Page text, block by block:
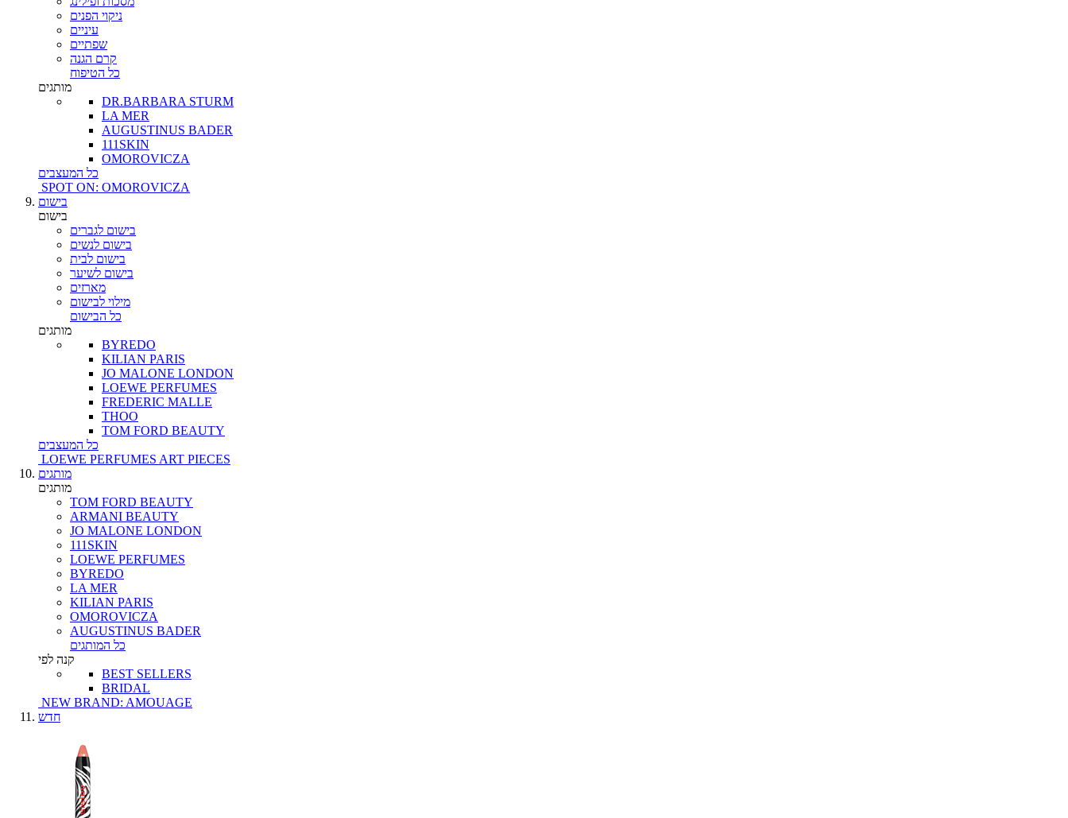
ניקוי הפנים
עיניים
שפתיים
קרם הגנה
כל הטיפוח
מותגים
DR.BARBARA STURM
LA MER
AUGUSTINUS BADER
111SKIN
OMOROVICZA
כל המעצבים
SPOT ON: OMOROVICZA
בישום
בישום
בישום לגברים
בישום לנשים
בישום לבית
בישום לשיער
מארזים
מילוי לבישום
כל הבישום
מותגים
BYREDO
KILIAN PARIS
JO MALONE LONDON
LOEWE PERFUMES
FREDERIC MALLE
THOO
TOM FORD BEAUTY
כל המעצבים
LOEWE PERFUMES ART PIECES
מותגים
מותגים
TOM FORD BEAUTY
ARMANI BEAUTY
JO MALONE LONDON
111SKIN
LOEWE PERFUMES
BYREDO
LA MER
KILIAN PARIS
OMOROVICZA
AUGUSTINUS BADER
כל המותגים
קנה לפי
BEST SELLERS
BRIDAL
NEW BRAND: AMOUAGE
חדש